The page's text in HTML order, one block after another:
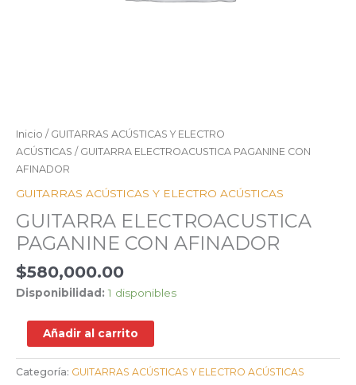
Inicio / GUITARRAS ACÚSTICAS Y ELECTRO
ACÚSTICAS / GUITARRA ELECTROACUSTICA PAGANINE CON
AFINADOR
GUITARRAS ACÚSTICAS Y ELECTRO ACÚSTICAS
GUITARRA ELECTROACUSTICA
PAGANINE CON AFINADOR
$580,000.00
Disponibilidad: 1 disponibles
Añadir al carrito
Categoría: GUITARRAS ACÚSTICAS Y ELECTRO ACÚSTICAS